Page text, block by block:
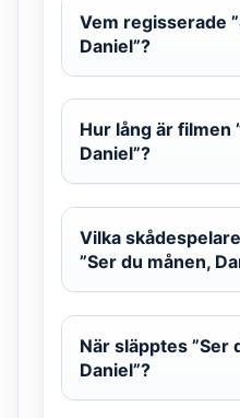
Vem regisserade
Daniel”?
Hur lång är filmen
Daniel”?
Vilka
”Ser du månen,
När släpptes ”Ser
Daniel”?